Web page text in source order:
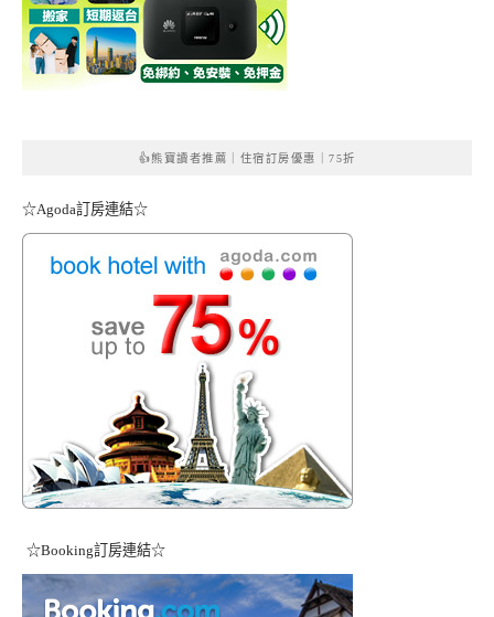
👍熊寶讀者推薦｜住宿訂房優惠｜75折
☆Agoda訂房連結☆
☆Booking訂房連結☆